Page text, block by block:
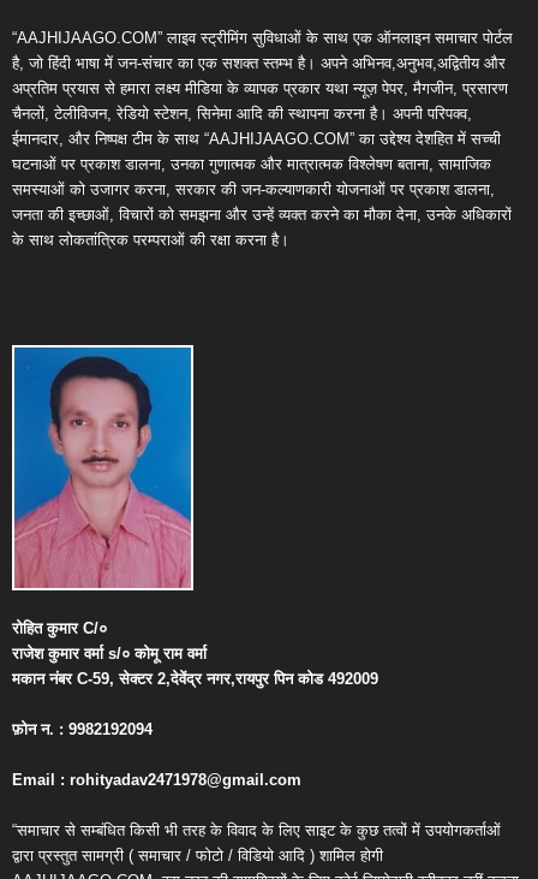
“AAJHIJAAGO.COM” लाइव स्ट्रीमिंग सुविधाओं के साथ एक ऑनलाइन समाचार पोर्टल
है, जो हिंदी भाषा में जन-संचार का एक सशक्त स्तम्भ है। अपने अभिनव,अनुभव,अद्वितीय और
अप्रतिम प्रयास से हमारा लक्ष्य मीडिया के व्यापक प्रकार यथा न्यूज़ पेपर, मैगजीन, प्रसारण
चैनलों, टेलीविजन, रेडियो स्टेशन, सिनेमा आदि की स्थापना करना है। अपनी परिपक्व,
ईमानदार, और निष्पक्ष टीम के साथ “AAJHIJAAGO.COM” का उद्देश्य देशहित में सच्ची
घटनाओं पर प्रकाश डालना, उनका गुणात्मक और मात्रात्मक विश्लेषण बताना, सामाजिक
समस्याओं को उजागर करना, सरकार की जन-कल्याणकारी योजनाओं पर प्रकाश डालना,
जनता की इच्छाओं, विचारों को समझना और उन्हें व्यक्त करने का मौका देना, उनके अधिकारों
के साथ लोकतांत्रिक परम्पराओं की रक्षा करना है।
रोहित कुमारC/०
राजेश कुमार वर्माs/० कोमू राम वर्मा
मकान नंबरC-59,सेक्टर2,देवेंद्र नगर,रायपुर पिन कोड492009
फ़ोन न. : 9982192094
Email : rohityadav2471978@gmail.com
“समाचार से सम्बंधित किसी भी तरह के विवाद के लिए साइट के कुछ तत्वों में उपयोगकर्ताओं
द्वारा प्रस्तुत सामग्री ( समाचार / फोटो / विडियो आदि ) शामिल होगी